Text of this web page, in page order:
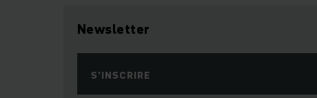
Newsletter
S’INSCRIRE